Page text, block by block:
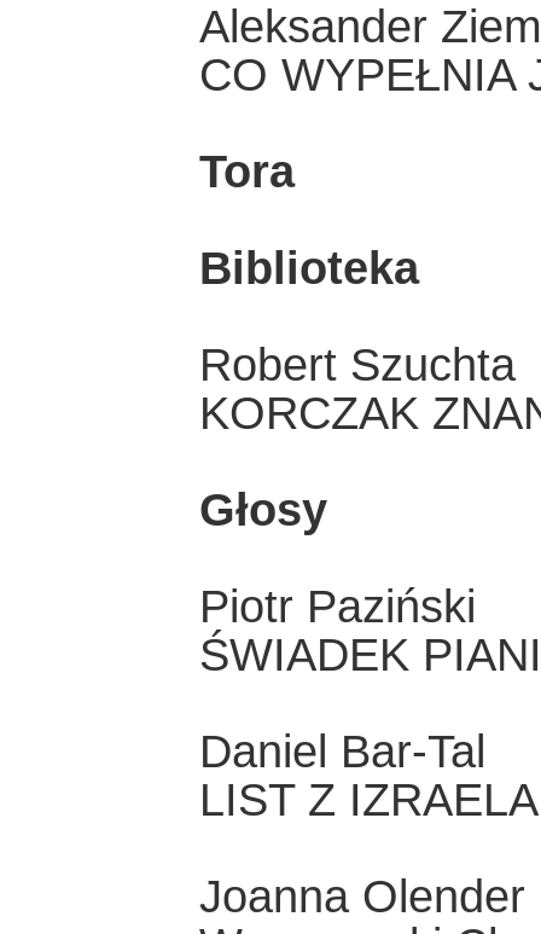
Aleksander
CO WYPEŁNIA
Tora
Biblioteka
Robert Szuchta
KORCZAK
Głosy
Piotr Paziński
ŚWIADEK
Daniel Bar-Tal
LIST Z IZRAELA
Joanna Olender